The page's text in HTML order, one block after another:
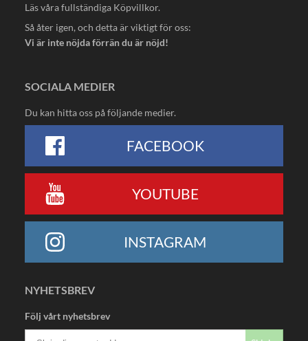
Läs våra fullständiga Köpvillkor.
Så åter igen, och detta är viktigt för oss:
Vi är inte nöjda förrän du är nöjd!
SOCIALA MEDIER
Du kan hitta oss på följande medier.
FACEBOOK
YOUTUBE
INSTAGRAM
NYHETSBREV
Följ vårt nyhetsbrev